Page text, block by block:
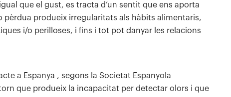
que el gust, es tracta d’un sentit que ens aporta
pèrdua produeix irregularitats als hàbits alimentaris,
i/o perilloses, i fins i tot pot danyar les relacions
a Espanya , segons la Societat Espanyola
que produeix la incapacitat per detectar olors i que